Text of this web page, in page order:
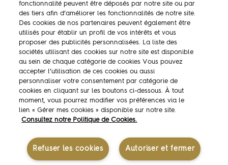
La marque
Ambassadeurs
Concours
Savoir-faire
fonctionnalité peuvent être déposés par notre site ou par
des tiers afin d’améliorer les fonctionnalités de notre site.
Des cookies de nos partenaires peuvent également être
utilisés pour établir un profil de vos intérêts et vous
proposer des publicités personnalisées. La liste des
sociétés utilisant des cookies sur notre site est disponible
au sein de chaque catégorie de cookies Vous pouvez
accepter l’utilisation de ces cookies ou aussi
personnaliser votre consentement par catégorie de
cookies en cliquant sur les boutons ci-dessous. À tout
moment, vous pourrez modifier vos préférences via le
lien « Gérer mes cookies » disponible sur notre site.
Consultez notre Politique de Cookies.
Autoriser et fermer
Refuser les cookies